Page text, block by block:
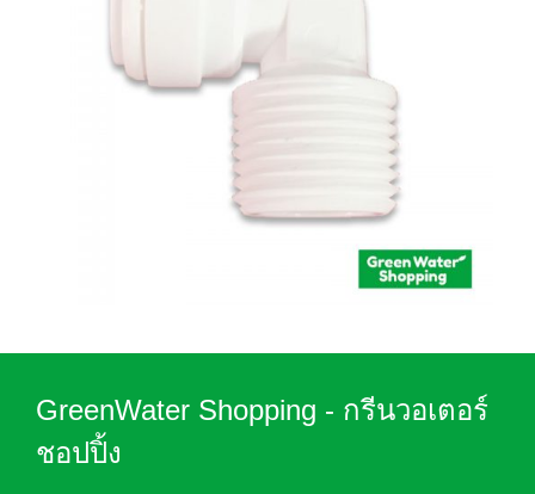
GreenWater Shopping - กรีนวอเตอร์
ชอปปิ้ง